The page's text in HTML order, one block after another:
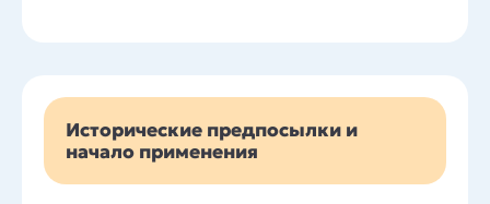
Исторические предпосылки и
начало применения